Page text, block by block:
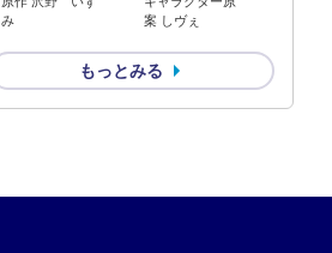
み
案 しヴぇ
もっとみる